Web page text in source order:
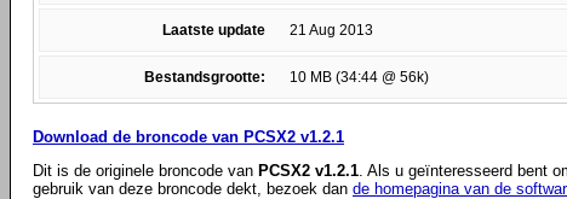
Laatste update 21 Aug 2013
Bestandsgrootte: 10 MB (34:44 @ 56k)
Download de broncode van PCSX2 v1.2.1
Dit is de originele broncode van PCSX2 v1.2.1. Als u geïnteresseerd bent
gebruik van deze broncode dekt, bezoek dan de homepagina van de